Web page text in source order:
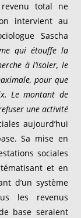
total ne
intervient au
Sascha
qui étouffe la
à l’isoler, le
pour que
Le montant de
une activité
aujourd’hui
Sa mise en
sociales
et en
d’un système
les revenus
base seraient